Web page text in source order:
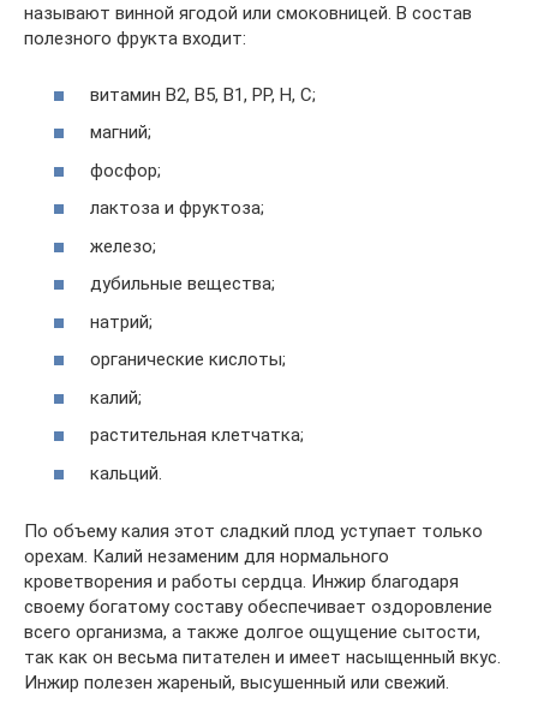
называют винной ягодой или смоковницей. В состав
полезного фрукта входит:
витамин В2, В5, В1, РР, Н, С;
магний;
фосфор;
лактоза и фруктоза;
железо;
дубильные вещества;
натрий;
органические кислоты;
калий;
растительная клетчатка;
кальций.
По объему калия этот сладкий плод уступает только
орехам. Калий незаменим для нормального
кроветворения и работы сердца. Инжир благодаря
своему богатому составу обеспечивает оздоровление
всего организма, а также долгое ощущение сытости,
так как он весьма питателен и имеет насыщенный вкус.
Инжир полезен жареный, высушенный или свежий.